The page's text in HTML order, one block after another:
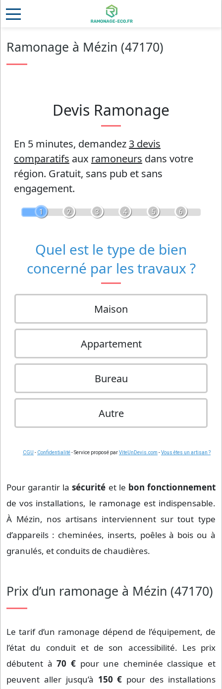
Ramonage à Mézin (47170)
Devis Ramonage
En 5 minutes, demandez 3 devis
comparatifs aux ramoneurs dans votre
région. Gratuit, sans pub et sans
engagement.
1 2 3 4 5 6
Quel est le type de bien
concerné par les travaux ?
Maison
Appartement
Bureau
Autre
CGU - Confidentialité- Service proposé parViteUnDevis.com -Vous êtes un artisan ?
Pour garantir lasécurité et le bon fonctionnement
de vos installations, le ramonage est indispensable.
À Mézin, nos artisans interviennent sur tout type
d’appareils : cheminées, inserts, poêles à bois ou à
granulés, et conduits de chaudières.
Prix d’un ramonage à Mézin (47170)
Le tarif d’un ramonage dépend de l’équipement, de
l’état du conduit et de son accessibilité. Les prix
débutent à70 €pour une cheminée classique et
peuvent aller jusqu’à 150 € pour des installations